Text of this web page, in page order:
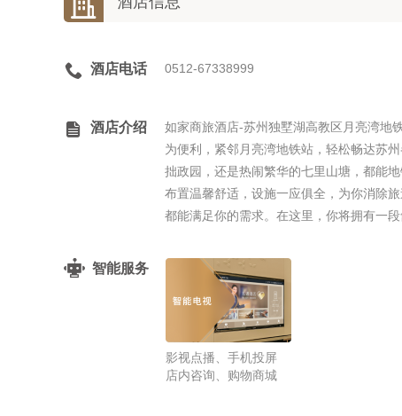

 酒店电话 0512-67338999
 酒店介绍
如家商旅酒店-苏州独墅湖高教区月亮湾地
为便利，紧邻月亮湾地铁站，轻松畅达苏
拙政园，还是热闹繁华的七里山塘，都能
布置温馨舒适，设施一应俱全，为你消除
都能满足你的需求。在这里，你将拥有一
智能服务
影视点播、手机投屏
店内咨询、购物商城